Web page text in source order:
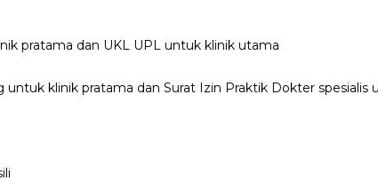
pratama dan UKL UPL untuk klinik utama
klinik pratama dan Surat Izin Praktik Dokter spesialis